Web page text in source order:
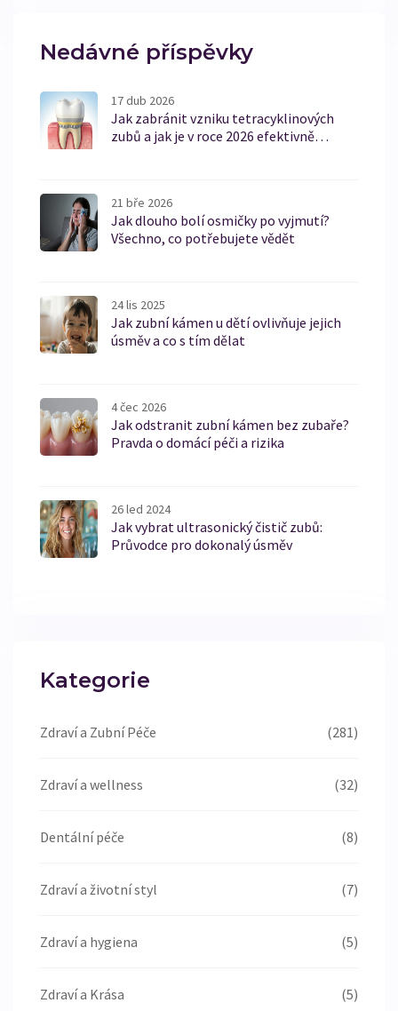
Nedávné příspěvky
17 dub 2026
Jak zabránit vzniku tetracyklinových
zubů a jak je v roce 2026 efektivně
21 bře 2026
Jak dlouho bolí osmičky po vyjmutí?
Všechno, co potřebujete vědět
24 lis 2025
Jak zubní kámen u dětí ovlivňuje jejich
úsměv a co s tím dělat
4 čec 2026
Jak odstranit zubní kámen bez zubaře?
Pravda o domácí péči a rizika
26 led 2024
Jak vybrat ultrasonický čistič zubů:
Průvodce pro dokonalý úsměv
Kategorie
Zdraví a Zubní Péče (281)
Zdraví a wellness (32)
Dentální péče (8)
Zdraví a životní styl (7)
Zdraví a hygiena (5)
Zdraví a Krása (5)